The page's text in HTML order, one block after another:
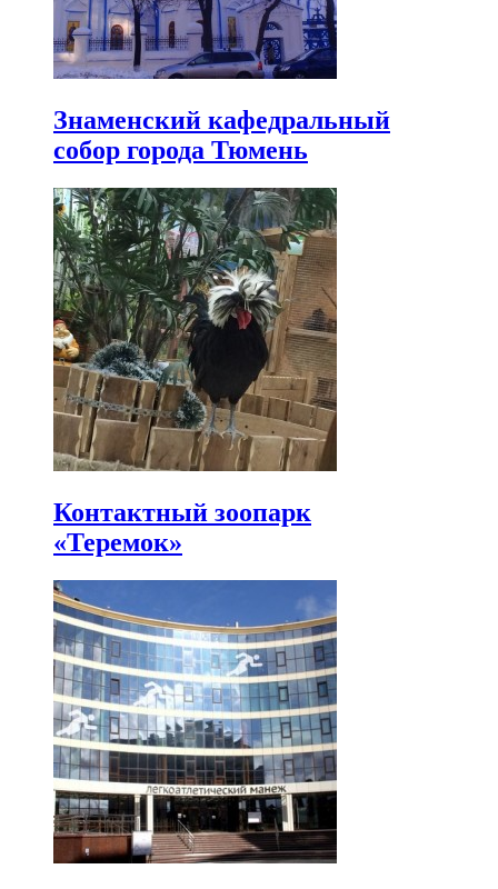
Знаменский кафедральный
собор города Тюмень
Контактный зоопарк
«Теремок»